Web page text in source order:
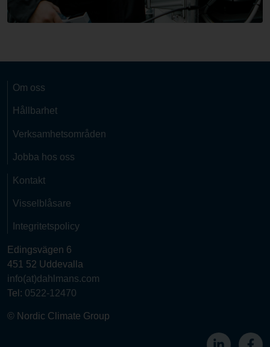
Om oss
Hållbarhet
Verksamhetsområden
Jobba hos oss
Kontakt
Visselblåsare
Integritetspolicy
Edingsvägen 6
451 52 Uddevalla
info(at)dahlmans.com
Tel: 0522-12470
© Nordic Climate Group